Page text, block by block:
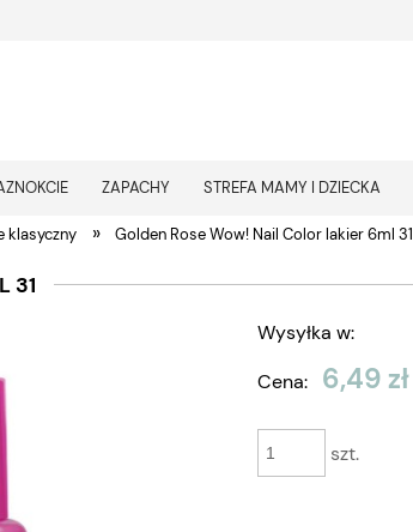
ZAPACHY STREFA MAMY I DZIECKA
klasyczny » Golden Rose Wow! Nail Color lakier 6ml 31
31
Wysyłka w:
Cena:
6,49 zł
szt.